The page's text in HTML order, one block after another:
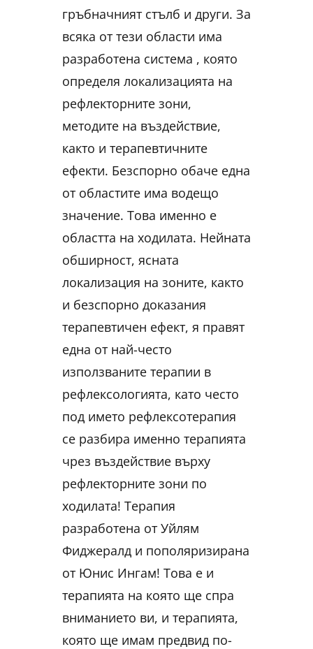
гръбначният стълб и други. За
всяка от тези области има
разработена система , която
определя локализацията на
рефлекторните зони,
методите на въздействие,
както и терапевтичните
ефекти. Безспорно обаче една
от областите има водещо
значение. Това именно е
областта на ходилата. Нейната
обширност, ясната
локализация на зоните, както
и безспорно доказания
терапевтичен ефект, я правят
една от най-често
използваните терапии в
рефлексологията, като често
под името рефлексотерапия
се разбира именно терапията
чрез въздействие върху
рефлекторните зони по
ходилата! Терапия
разработена от Уйлям
Фиджералд и пополяризирана
от Юнис Ингам! Това е и
терапията на която ще спра
вниманието ви, и терапията,
която ще имам предвид по-